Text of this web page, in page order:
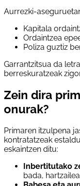
Aurrezki-
Kapitala
Ordaintzea
Poliza guztiz
Garrantzitsua da
berreskuratzeak
Zein dira
onurak?
Primaren itzulpena
kontratatzeak
eskaintzen ditu:
Inbertitutako
bada,